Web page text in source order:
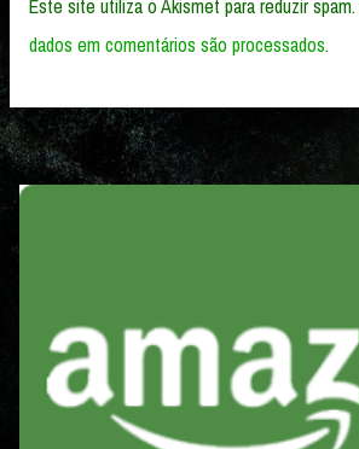
Este site utiliza o Akismet para reduzir spam.
dados em comentários são processados.